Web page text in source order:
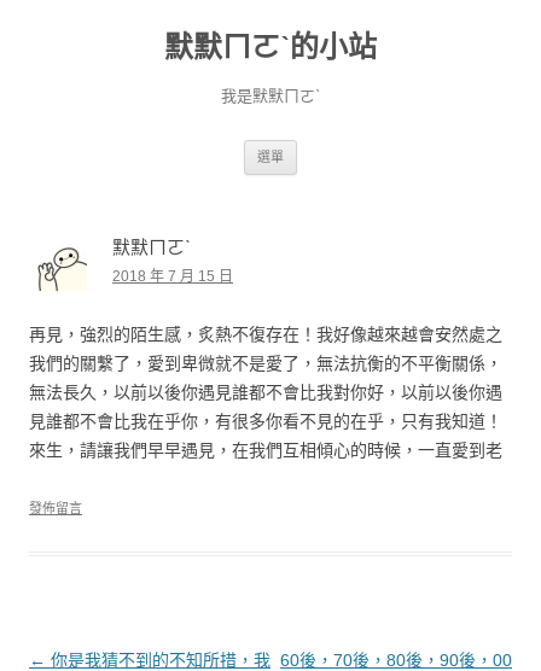
默默ㄇㄛˋ的小站
我是默默ㄇㄛˋ
選單
默默ㄇㄛˋ
2018 年 7 月 15 日
再見，強烈的陌生感，炙熱不復存在！我好像越來越會安然處之
我們的關繫了，愛到卑微就不是愛了，無法抗衡的不平衡關係，
無法長久，以前以後你遇見誰都不會比我對你好，以前以後你遇
見誰都不會比我在乎你，有很多你看不見的在乎，只有我知道！
來生，請讓我們早早遇見，在我們互相傾心的時候，一直愛到老
發佈留言
文章導覽
← 你是我猜不到的不知所措，我 60後，70後，80後，90後，00